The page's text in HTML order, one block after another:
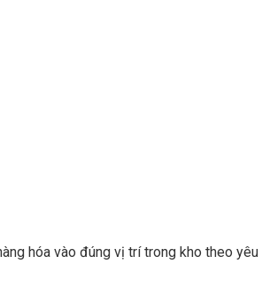
hóa vào đúng vị trí trong kho theo yêu